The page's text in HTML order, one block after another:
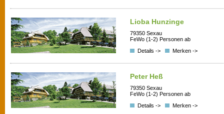
Lioba Hunzinge
79350 Sexau
FeWo (1-2) Personen ab
Details ->
Merken ->
Peter Heß
79350 Sexau
FeWo (1-2) Personen ab
Details ->
Merken ->